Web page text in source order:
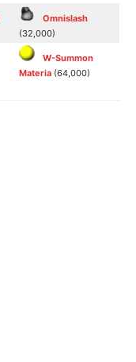
Omnislash
(32,000)
W-Summon
Materia (64,000)